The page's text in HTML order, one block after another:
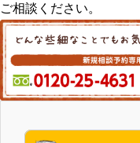
ご相談ください。